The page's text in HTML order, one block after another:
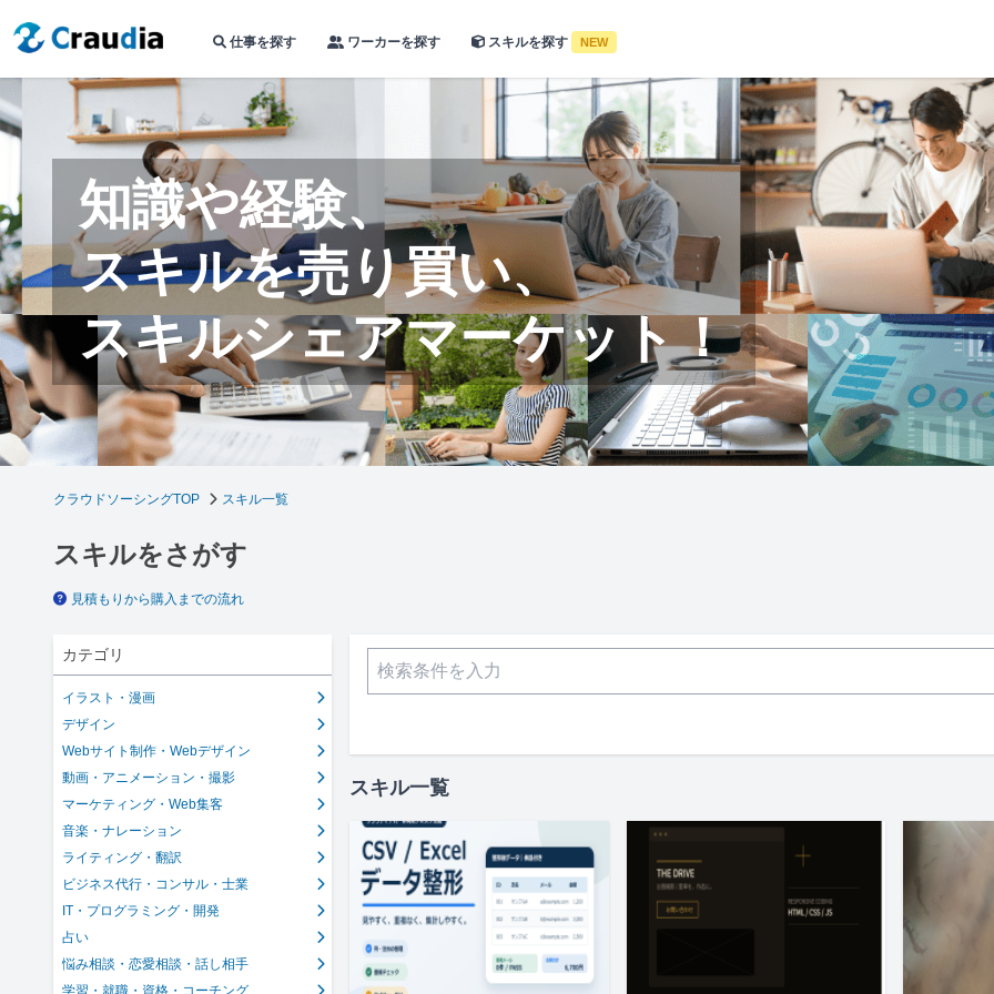
仕事を探す ワーカーを探す スキルを探す NEW
知識や経験、
スキルを売り買い、
スキルシェアマーケット！
クラウドソーシングTOP スキル一覧
スキルをさがす
見積もりから購入までの流れ
カテゴリ
イラスト・漫画
デザイン
Webサイト制作・Webデザイン
動画・アニメーション・撮影
マーケティング・Web集客
音楽・ナレーション
ライティング・翻訳
ビジネス代行・コンサル・士業
IT・プログラミング・開発
占い
悩み相談・恋愛相談・話し相手
学習・就職・資格・コーチング
スキル一覧